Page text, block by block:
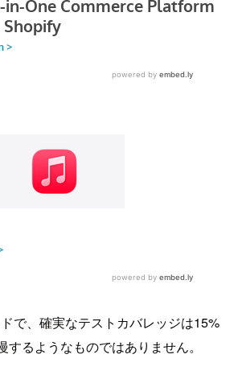
で、確実なテストカバレッジは15%
るようなものではありません。